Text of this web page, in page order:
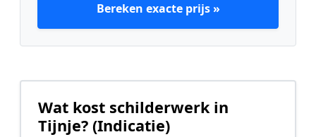
Bereken exacte prijs »
Wat kost schilderwerk in
Tijnje? (Indicatie)